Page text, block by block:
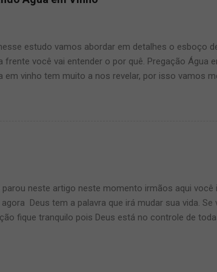
sobre o assunto manteremos vocês bem
Cantores, Programação, Ingressos e local do
estudo vamos abordar em detalhes o esboço
frente você vai entender o por quê. Pregação Água
vinho tem muito a nos revelar, por isso vamos
em vinho, fizemos esse estudo com muito carinho
opinião nos comentários abaixo dessa passagem
em joão 2 relata que haveria um casamento em
foram convidados para a cerimonia. Aqui nessa
neste artigo neste momento irmãos aqui
Deus tem a palavra que irá mudar sua vida.
fique tranquilo pois Deus está no controle de
Jairo estava muito doente e que para os homens